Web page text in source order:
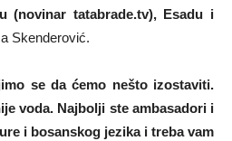
(novinar tatabrade.tv), Esadu i
Skenderović.
se da ćemo nešto izostaviti.
voda. Najbolji ste ambasadori i
i bosanskog jezika i treba vam